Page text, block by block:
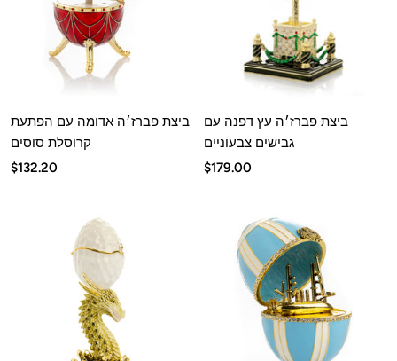
ביצת פברז׳ה עץ דפנה עם
גבישים צבעוניים
מחיר
$179.00
ביצת פברז׳ה אדומה עם הפתעת
קרוסלת סוסים
מחיר
$132.20